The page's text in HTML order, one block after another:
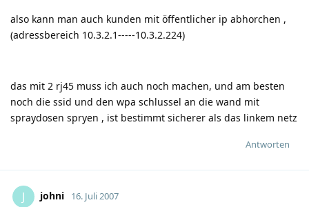
also kann man auch kunden mit öffentlicher ip abhorchen ,
(adressbereich 10.3.2.1-----10.3.2.224)
das mit 2 rj45 muss ich auch noch machen, und am besten
noch die ssid und den wpa schlussel an die wand mit
spraydosen spryen , ist bestimmt sicherer als das linkem netz
Antworten
J johni 16. Juli 2007